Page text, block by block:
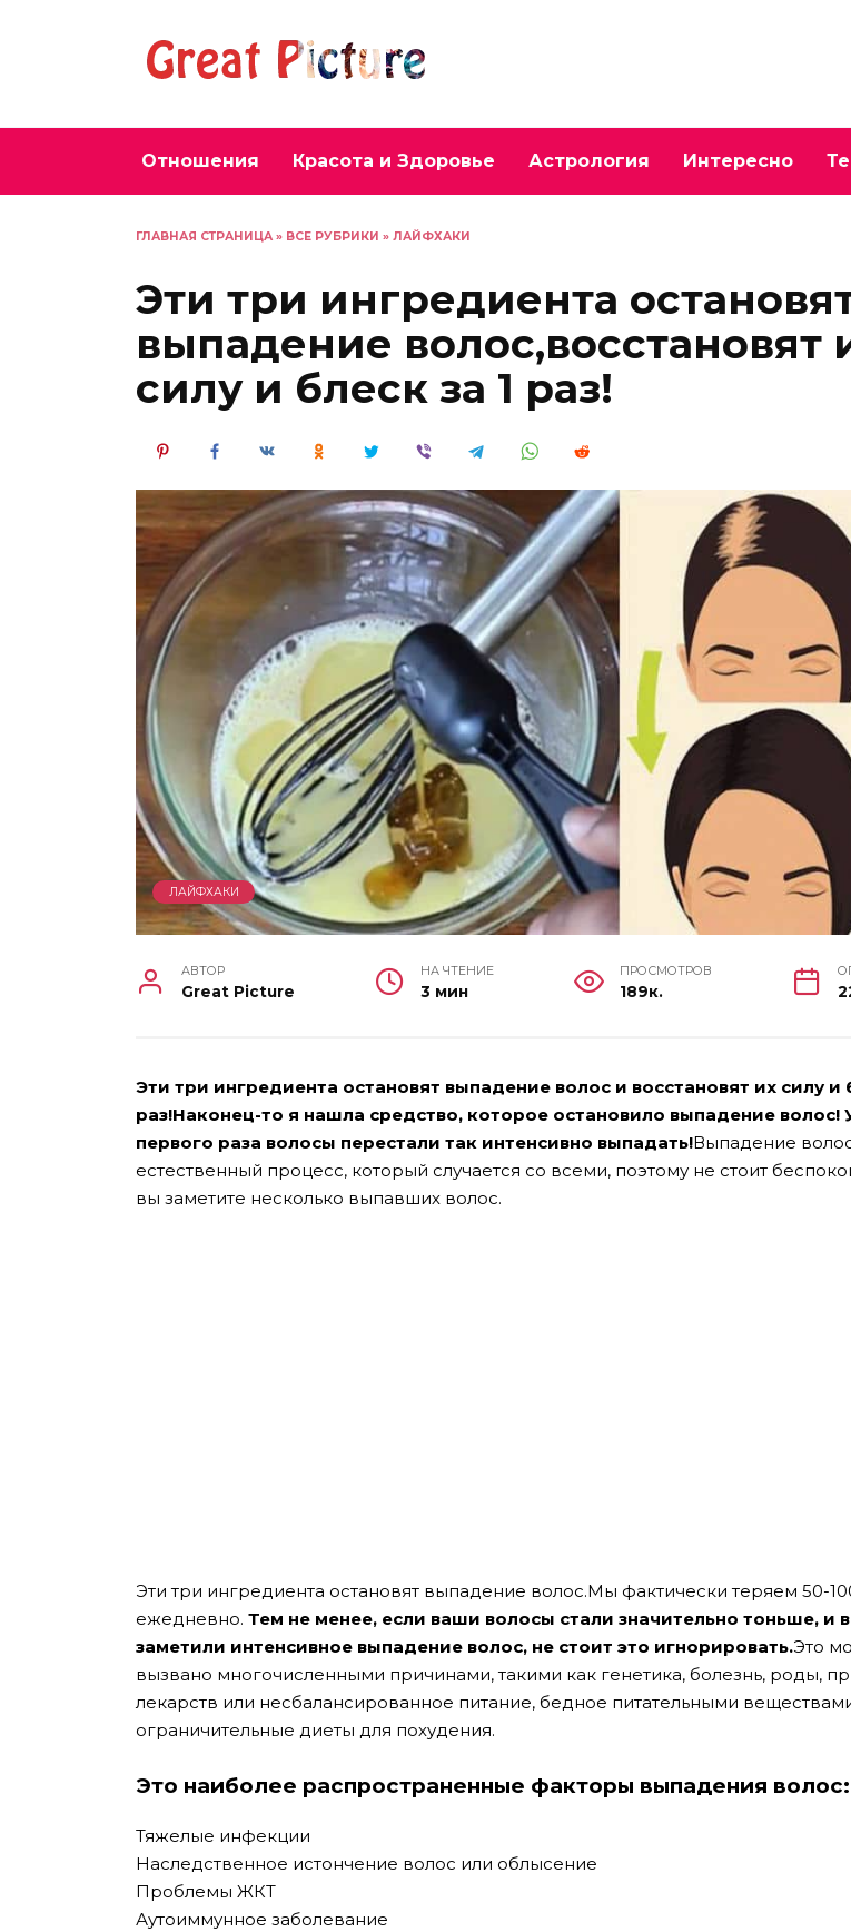
Отношения Красота и Здоровье Астрология Интересно
ГЛАВНАЯ СТРАНИЦА » ВСЕ РУБРИКИ » ЛАЙФХАКИ
Эти три ингредиента
выпадение волос,восстановят
силу и блеск за 1 раз!
ЛАЙФХАКИ
АВТОР
Great Picture
НА ЧТЕНИЕ
3 мин
ПРОСМОТРОВ
189к.
Эти три ингредиента остановят выпадение волос и восстановят их силу и
раз!Наконец-то я нашла средство, которое остановило выпадение волос!
первого раза волосы перестали так интенсивно выпадать!Выпадение
естественный процесс, который случается со всеми, поэтому не стоит
вы заметите несколько выпавших волос.
Эти три ингредиента остановят выпадение волос.Мы фактически теряем 50-
ежедневно. Тем не менее, если ваши волосы стали значительно тоньше, и
заметили интенсивное выпадение волос, не стоит это игнорировать.Это
вызвано многочисленными причинами, такими как генетика, болезнь, роды,
лекарств или несбалансированное питание, бедное питательными
ограничительные диеты для похудения.
Это наиболее распространенные факторы выпадения волос:
Тяжелые инфекции
Наследственное истончение волос или облысение
Проблемы ЖКТ
Аутоиммунное заболевание